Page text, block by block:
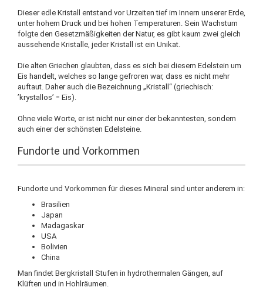
Dieser edle Kristall entstand vor Urzeiten tief im Innern unserer Erde,
unter hohem Druck und bei hohen Temperaturen. Sein Wachstum
folgte den Gesetzmäßigkeiten der Natur, es gibt kaum zwei gleich
aussehende Kristalle, jeder Kristall ist ein Unikat.
Die alten Griechen glaubten, dass es sich bei diesem Edelstein um
Eis handelt, welches so lange gefroren war, dass es nicht mehr
auftaut. Daher auch die Bezeichnung „Kristall“ (griechisch:
’krystallos’ = Eis).
Ohne viele Worte, er ist nicht nur einer der bekanntesten, sondern
auch einer der schönsten Edelsteine.
Fundorte und Vorkommen
Fundorte und Vorkommen für dieses Mineral sind unter anderem in:
Brasilien
Japan
Madagaskar
USA
Bolivien
China
Man findet Bergkristall Stufen in hydrothermalen Gängen, auf
Klüften und in Hohlräumen.